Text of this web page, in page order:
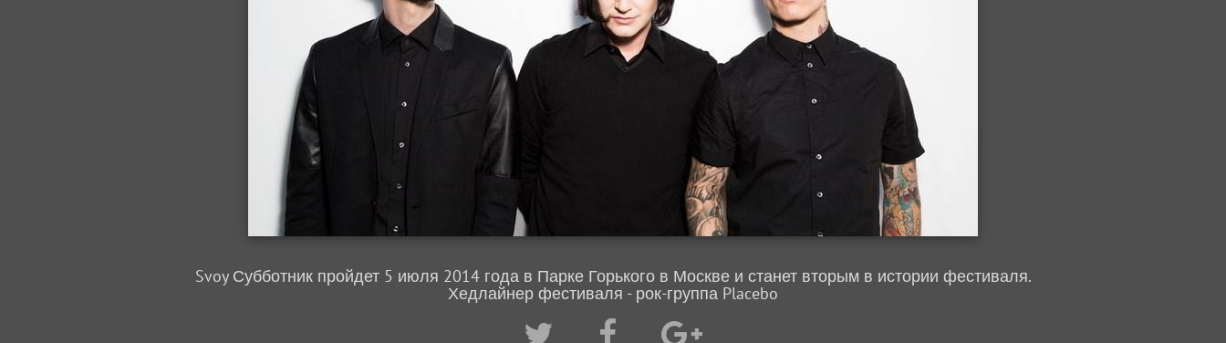
Svoy Субботник пройдет 5 июля 2014 года в Парке Горького в Москве и станет вторым в истории фестиваля.
Хедлайнер фестиваля - рок-группа Placebo